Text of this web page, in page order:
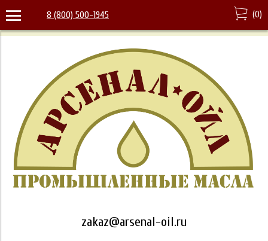
8 (800) 500-1945 (0)
zakaz@arsenal-oil.ru